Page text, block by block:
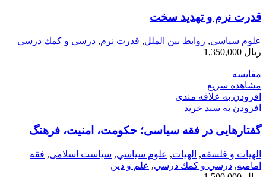
قدرت نرم و تهدید سخت
علوم سياسي, روابط بین الملل, قدرت نرم, درسي و كمك درسي
ریال
مقایسه
مشاهده سریع
افزودن به علاقه مندی
افزودن به سبد خرید
گفتارهایی در فقه سیاسی؛ حکومت، امنیت، فرهنگ
الهیات و فلسفه, الهيات, علوم سياسي, سیاست اسلامی, فقه
امامیه, درسي و كمك درسي, علم و دین